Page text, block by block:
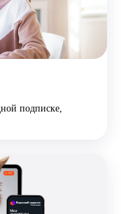
подписке,